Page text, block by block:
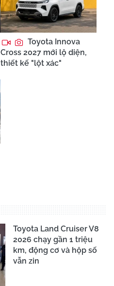
Toyota Innova
Cross 2027 mới lộ diện,
thiết kế "lột xác"
Toyota Land Cruiser V8
2026 chạy gần 1 triệu
km, động cơ và hộp số
vẫn zin